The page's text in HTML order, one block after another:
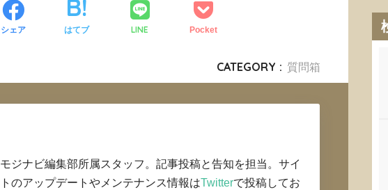
シェア はてブ LINE Pocket
CATEGORY : 質問箱
モジナビ編集部所属スタッフ。記事投稿と告知を担当。サイ
トのアップデートやメンテナンス情報はTwitterで投稿してお